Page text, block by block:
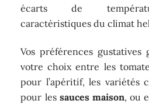
écarts de
caractéristiques du climat
Vos préférences gustatives
votre choix entre les
pour l’apéritif, les variétés
pour les sauces maison, ou